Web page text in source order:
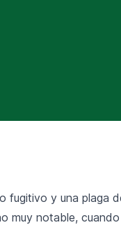
fugitivo y una plaga
muy notable,